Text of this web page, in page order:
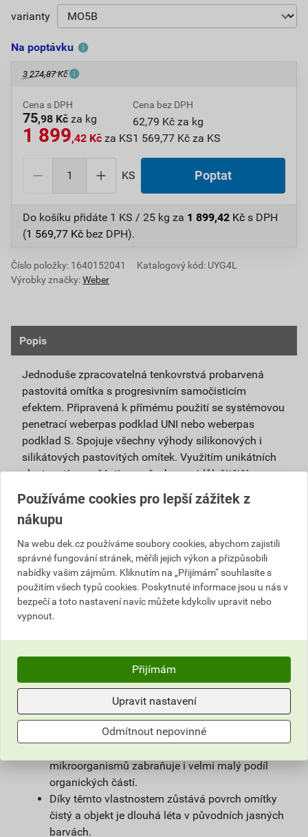
varianty
Na poptávku
3 274,87 Kč
Cena s DPH
75,98 Kč za kg
1 899,42 Kč za KS
Cena bez DPH
62,79 Kč za kg
1 569,77 Kč za KS
KS Poptat
Do košíku přidáte 1 KS / 25 kg za 1 899,42 Kč s DPH
(1 569,77 Kč bez DPH).
Číslo položky: 1640152041
Katalogový kód: UYG4L
Výrobky značky:Weber
Popis
Jednoduše zpracovatelná tenkovrstvá probarvená
pastovitá omítka s progresivním samočisticím
efektem. Připravená k přímému použití se systémovou
penetrací weberpas podklad UNI nebo weberpas
podklad S. Spojuje všechny výhody silikonových i
silikátových pastovitých omítek. Využitím unikátních
vlastností nanočástic se všechny nejdůležitější
vlastnosti obou omítek umocňují.
Je vhodná pro použití v exteriéru i interiéru a pro
na vlhké zdivo.
Použitím samočisticí omítky weberpas
extraClean se výrazně prodlužuje životnost
fasády a podstatně snižují náklady na její
údržbu.
vlivem proudění vzduchu jen nepatrný
elektrostatický náboj a prach z ovzduší na
povrchu omítky neulpívá.
Omítka je zároveň hydrofobní. Tím zůstává na
povrchu fasády minimum vody, která utváří
mikroorganismů zabraňuje i velmi malý podíl
organických částí.
Díky těmto vlastnostem zůstává povrch omítky
čistý a objekt je dlouhá léta v původních jasných
barvách.
Používáme cookies pro lepší zážitek z
nákupu
Na webu dek.cz používáme soubory cookies, abychom zajistili
správné fungování stránek, měřili jejich výkon a přizpůsobili
nabídky vašim zájmům. Kliknutím na „Přijímám“ souhlasíte s
použitím všech typů cookies. Poskytnuté informace jsou u nás v
bezpečí a toto nastavení navíc můžete kdykoliv upravit nebo
vypnout.
Přijímám
Upravit nastavení
Odmítnout nepovinné